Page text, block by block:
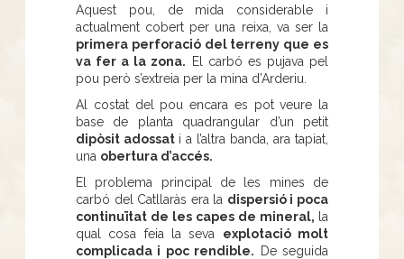
Aquest pou, de mida considerable i
actualment cobert per una reixa, va ser la
primera perforació del terreny que es
va fer a la zona. El carbó es pujava pel
pou però s’extreia per la mina d’Arderiu.
Al costat del pou encara es pot veure la
base de planta quadrangular d’un petit
dipòsit adossat i a l’altra banda, ara tapiat,
una obertura d’accés.
El problema principal de les mines de
carbó del Catllaràs era la dispersió i poca
continuïtat de les capes de mineral, la
qual cosa feia la seva explotació molt
complicada i poc rendible. De seguida